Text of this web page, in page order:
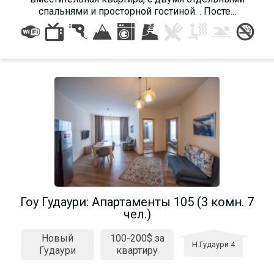
спальнями и просторной гостиной. . Посте...
Гоу Гудаури: Апартаменты 105 (3 комн. 7
чел.)
Новый
Гудаури
100-200$ за
квартиру
Н.Гудаури 4